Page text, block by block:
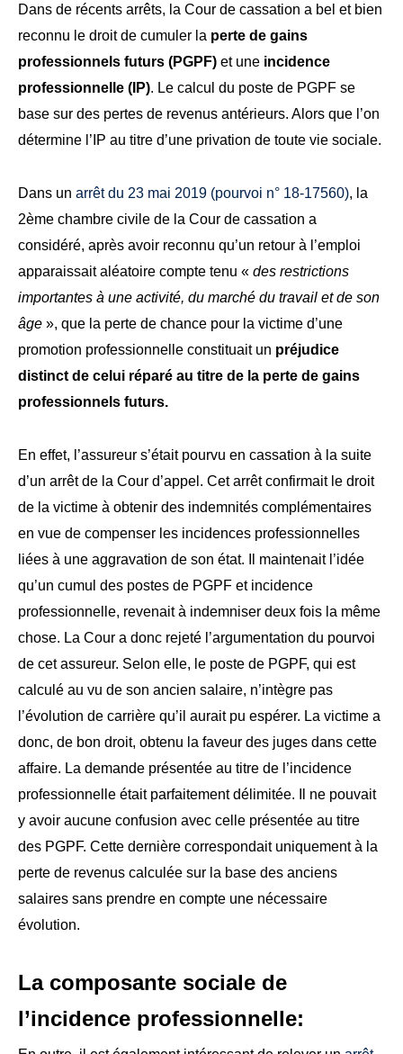
Dans de récents arrêts, la Cour de cassation a bel et bien
reconnu le droit de cumuler la perte de gains
professionnels futurs (PGPF) et une incidence
professionnelle (IP). Le calcul du poste de PGPF se
base sur des pertes de revenus antérieurs. Alors que l’on
détermine l’IP au titre d’une privation de toute vie sociale.
Dans un arrêt du 23 mai 2019 (pourvoi n° 18-17560), la
2ème chambre civile de la Cour de cassation a
considéré, après avoir reconnu qu’un retour à l’emploi
apparaissait aléatoire compte tenu « des restrictions
importantes à une activité, du marché du travail et de son
âge », que la perte de chance pour la victime d’une
promotion professionnelle constituait un préjudice
distinct de celui réparé au titre de la perte de gains
professionnels futurs.
En effet, l’assureur s’était pourvu en cassation à la suite
d’un arrêt de la Cour d’appel. Cet arrêt confirmait le droit
de la victime à obtenir des indemnités complémentaires
en vue de compenser les incidences professionnelles
liées à une aggravation de son état. Il maintenait l’idée
qu’un cumul des postes de PGPF et incidence
professionnelle, revenait à indemniser deux fois la même
chose. La Cour a donc rejeté l’argumentation du pourvoi
de cet assureur. Selon elle, le poste de PGPF, qui est
calculé au vu de son ancien salaire, n’intègre pas
l’évolution de carrière qu’il aurait pu espérer. La victime a
donc, de bon droit, obtenu la faveur des juges dans cette
affaire. La demande présentée au titre de l’incidence
professionnelle était parfaitement délimitée. Il ne pouvait
y avoir aucune confusion avec celle présentée au titre
des PGPF. Cette dernière correspondait uniquement à la
perte de revenus calculée sur la base des anciens
salaires sans prendre en compte une nécessaire
évolution.
La composante sociale de
l’incidence professionnelle: